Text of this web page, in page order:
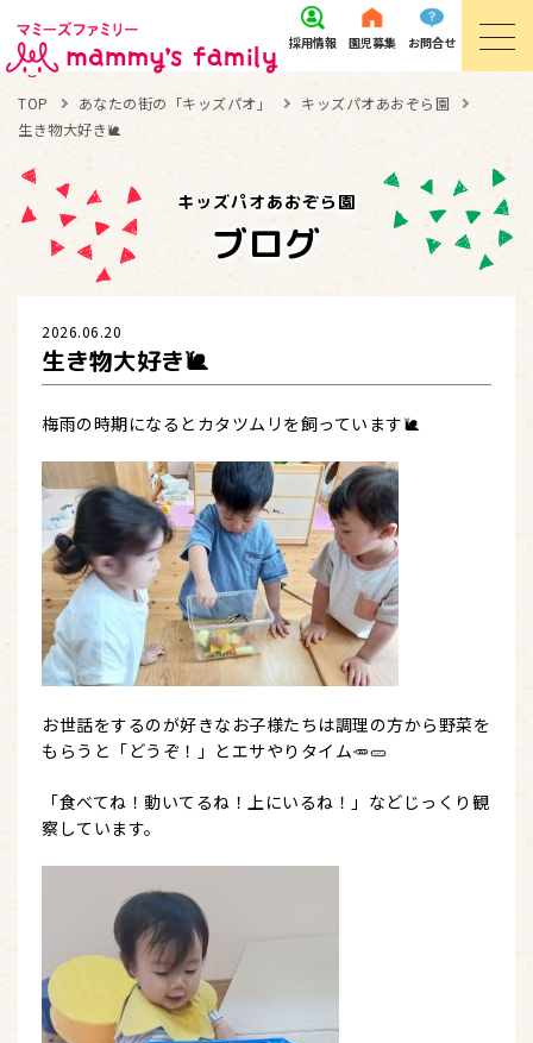
採用情報 園児募集 お問合せ
TOP あなたの街の「キッズパオ」
キッズパオあおぞら園
生き物大好き🐌
キッズパオあおぞら園
ブログ
2026.06.20
生き物大好き🐌
梅雨の時期になるとカタツムリを飼っています🐌
お世話をするのが好きなお子様たちは調理の方から野菜を
もらうと「どうぞ！」とエサやりタイム🥕🥒
「食べてね！動いてるね！上にいるね！」などじっくり観
察しています。